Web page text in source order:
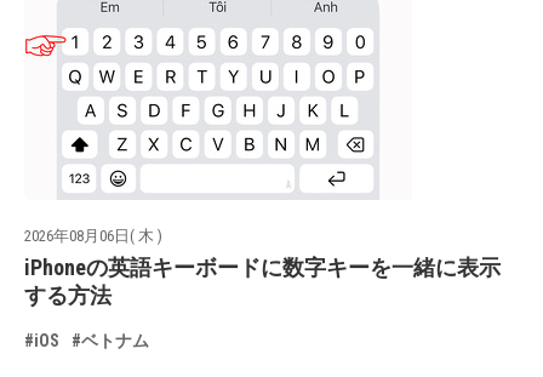
2026年08月06日( 木 )
iPhoneの英語キーボードに数字キーを一緒に表示
する方法
#iOS #ベトナム